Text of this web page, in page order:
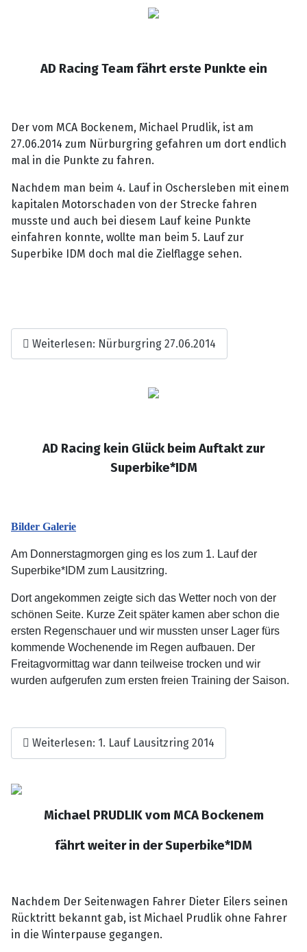
AD Racing Team fährt erste Punkte ein
Der vom MCA Bockenem, Michael Prudlik, ist am
27.06.2014 zum Nürburgring gefahren um dort endlich
mal in die Punkte zu fahren.
Nachdem man beim 4. Lauf in Oschersleben mit einem
kapitalen Motorschaden von der Strecke fahren
musste und auch bei diesem Lauf keine Punkte
einfahren konnte, wollte man beim 5. Lauf zur
Superbike IDM doch mal die Zielflagge sehen.
Weiterlesen: Nürburgring 27.06.2014
AD Racing kein Glück beim Auftakt zur
Superbike*IDM
Bilder Galerie
Am Donnerstagmorgen ging es los zum 1. Lauf der
Superbike*IDM zum Lausitzring.
Dort angekommen zeigte sich das Wetter noch von der
schönen Seite. Kurze Zeit später kamen aber schon die
ersten Regenschauer und wir mussten unser Lager fürs
kommende Wochenende im Regen aufbauen. Der
Freitagvormittag war dann teilweise trocken und wir
wurden aufgerufen zum ersten freien Training der Saison.
Weiterlesen: 1. Lauf Lausitzring 2014
Michael PRUDLIK vom MCA Bockenem
fährt weiter in der Superbike*IDM
Nachdem Der Seitenwagen Fahrer Dieter Eilers seinen
Rücktritt bekannt gab, ist Michael Prudlik ohne Fahrer
in die Winterpause gegangen.